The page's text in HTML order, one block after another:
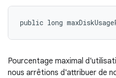
public long
Pourcentage maximal
nous arrêtions d'attribuer de